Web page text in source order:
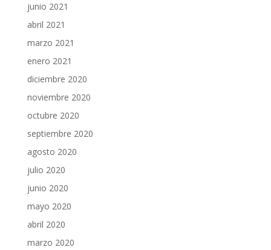
junio 2021
abril 2021
marzo 2021
enero 2021
diciembre 2020
noviembre 2020
octubre 2020
septiembre 2020
agosto 2020
julio 2020
junio 2020
mayo 2020
abril 2020
marzo 2020